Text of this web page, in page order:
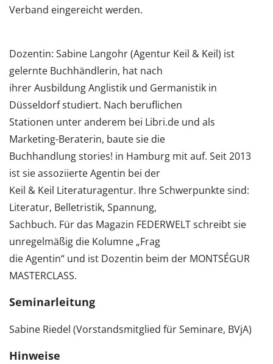
Verband eingereicht werden.
Dozentin: Sabine Langohr (Agentur Keil & Keil) ist
gelernte Buchhändlerin, hat nach
ihrer Ausbildung Anglistik und Germanistik in
Düsseldorf studiert. Nach beruflichen
Stationen unter anderem bei Libri.de und als
Marketing-Beraterin, baute sie die
Buchhandlung stories! in Hamburg mit auf. Seit 2013
ist sie assoziierte Agentin bei der
Keil & Keil Literaturagentur. Ihre Schwerpunkte sind:
Literatur, Belletristik, Spannung,
Sachbuch. Für das Magazin FEDERWELT schreibt sie
unregelmäßig die Kolumne „Frag
die Agentin“ und ist Dozentin beim der MONTSÉGUR
MASTERCLASS.
Seminarleitung
Sabine Riedel (Vorstandsmitglied für Seminare, BVjA)
Hinweise